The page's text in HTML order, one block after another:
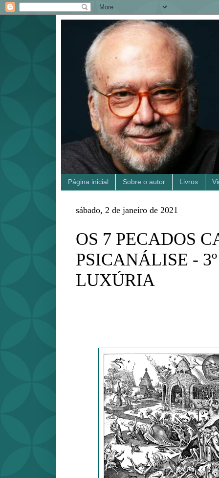
Página inicial Sobre o autor Livros
sábado, 2 de janeiro de 2021
OS 7 PECADOS
PSICANÁLISE -
LUXÚRIA